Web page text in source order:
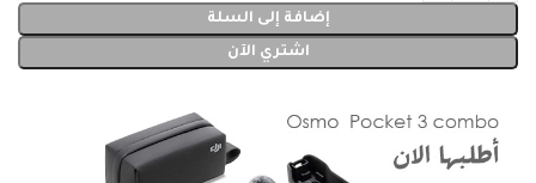
إضافة إلى السلة
اشتري الآن